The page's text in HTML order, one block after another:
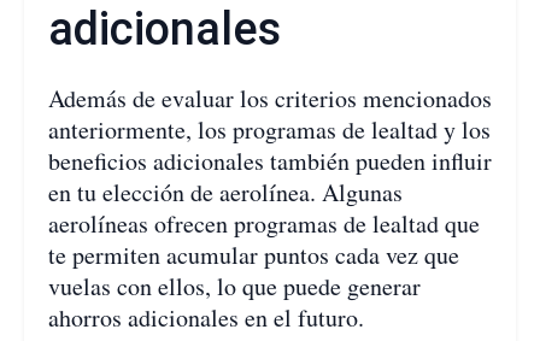
adicionales
Además de evaluar los criterios mencionados
anteriormente, los programas de lealtad y los
beneficios adicionales también pueden influir
en tu elección de aerolínea. Algunas
aerolíneas ofrecen programas de lealtad que
te permiten acumular puntos cada vez que
vuelas con ellos, lo que puede generar
ahorros adicionales en el futuro.